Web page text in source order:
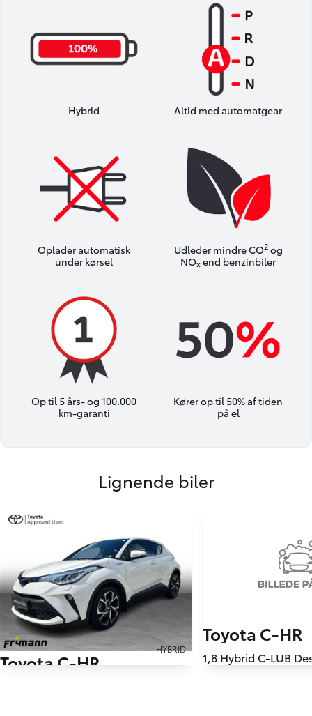
Hybrid Altid med automatgear
Oplader automatisk
under kørsel
Udleder mindre CO2og
NOxend benzinbiler
Op til 5 års- og 100.000
km-garanti
Kører op til 50% af tiden
på el
Lignende biler
HYBRID
Toyota C-HR
Toyota C-HR